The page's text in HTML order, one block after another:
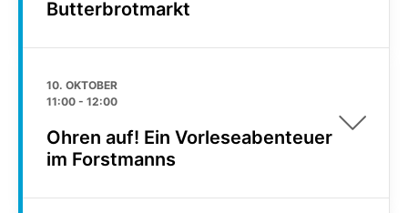
Butterbrotmarkt
10. OKTOBER
11:00 - 12:00
Ohren auf! Ein Vorleseabenteuer
im Forstmanns